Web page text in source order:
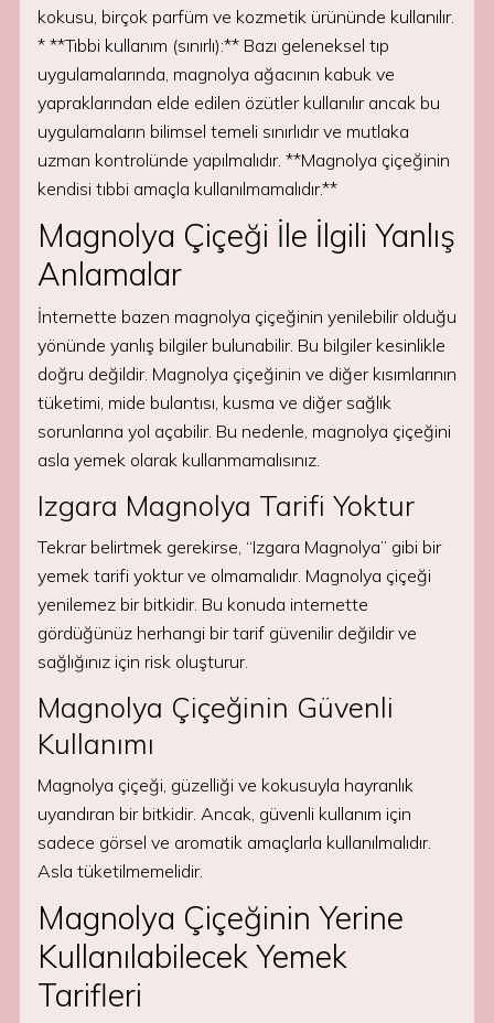
kokusu, birçok parfüm ve kozmetik ürününde kullanılır.
* **Tıbbi kullanım (sınırlı):** Bazı geleneksel tıp
uygulamalarında, magnolya ağacının kabuk ve
yapraklarından elde edilen özütler kullanılır ancak bu
uygulamaların bilimsel temeli sınırlıdır ve mutlaka
uzman kontrolünde yapılmalıdır. **Magnolya çiçeğinin
kendisi tıbbi amaçla kullanılmamalıdır.**
Magnolya Çiçeği İle İlgili Yanlış
Anlamalar
İnternette bazen magnolya çiçeğinin yenilebilir olduğu
yönünde yanlış bilgiler bulunabilir. Bu bilgiler kesinlikle
doğru değildir. Magnolya çiçeğinin ve diğer kısımlarının
tüketimi, mide bulantısı, kusma ve diğer sağlık
sorunlarına yol açabilir. Bu nedenle, magnolya çiçeğini
asla yemek olarak kullanmamalısınız.
Izgara Magnolya Tarifi Yoktur
Tekrar belirtmek gerekirse, “Izgara Magnolya” gibi bir
yemek tarifi yoktur ve olmamalıdır. Magnolya çiçeği
yenilemez bir bitkidir. Bu konuda internette
gördüğünüz herhangi bir tarif güvenilir değildir ve
sağlığınız için risk oluşturur.
Magnolya Çiçeğinin Güvenli
Kullanımı
Magnolya çiçeği, güzelliği ve kokusuyla hayranlık
uyandıran bir bitkidir. Ancak, güvenli kullanım için
sadece görsel ve aromatik amaçlarla kullanılmalıdır.
Asla tüketilmemelidir.
Magnolya Çiçeğinin Yerine
Kullanılabilecek Yemek
Tarifleri